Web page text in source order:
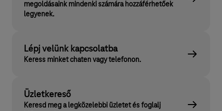
megoldásaink mindenki számára hozzáférhetőek
legyenek.
Lépj velünk kapcsolatba
Keress minket chaten vagy telefonon.
Üzletkereső
Keresd meg a legközelebbi üzletet és foglalj